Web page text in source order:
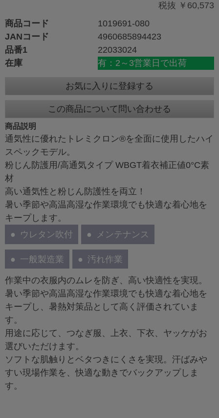
税抜 ￥60,573
商品コード
1019691-080
JANコード
4960685894423
品番1
22033024
在庫
有：2～3営業日で出荷
お気に入りに登録する
この商品について問い合わせる
商品説明
通気性に優れたトレミクロン®を全面に使用したハイ
スペックモデル。
粉じん防護用/高通気タイプ WBGT着衣補正値0°C素
材
高い通気性と粉じん防護性を両立！
暑い季節や高温高湿な作業環境でも快適な着心地を
キープします。
ウレタン吹付
メンテナンス
一般製造業 汚れ作業
作業中の衣服内のムレを防ぎ、高い快適性を実現。
暑い季節や高温高湿な作業環境でも快適な着心地を
キープし、暑熱対策品として高く評価されていま
す。
用途に応じて、つなぎ服、上衣、下衣、ヤッケがお
選びいただけます。
ソフトな肌触りとベタつきにくさを実現。汗ばみや
すい現場作業を、快適な動きでバックアップしま
す。